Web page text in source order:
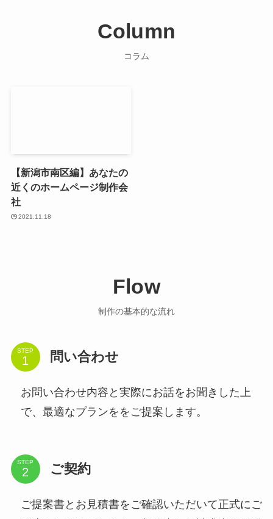
Column
コラム
【新潟市南区編】あなたの
近くのホームページ制作会
社
2021.11.18
Flow
制作の基本的な流れ
STEP 問い合わせ
お問い合わせ内容と実際にお話をお聞きした上
で、最適なプランををご提案します。
STEP ご契約
ご提案書とお見積書をご確認いただいて正式にご